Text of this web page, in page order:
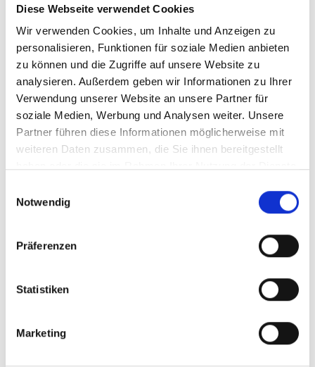
Diese Webseite verwendet Cookies
Wir verwenden Cookies, um Inhalte und Anzeigen zu
personalisieren, Funktionen für soziale Medien anbieten
zu können und die Zugriffe auf unsere Website zu
analysieren. Außerdem geben wir Informationen zu Ihrer
Verwendung unserer Website an unsere Partner für
soziale Medien, Werbung und Analysen weiter. Unsere
Partner führen diese Informationen möglicherweise mit
weiteren Daten zusammen, die Sie ihnen bereitgestellt
Notwendig
Präferenzen
Statistiken
Marketing
Zum Cevedale
Haupstraße 23
39029 Sulden am Ortler
info@ortlergebiet.it
Lage
Impressionen